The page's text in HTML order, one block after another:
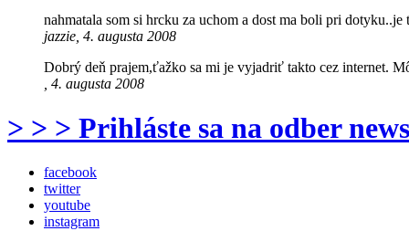
nahmatala som si hrcku za uchom a dost ma boli pri
jazzie, 4. augusta 2008
Dobrý deň prajem,ťažko sa mi je vyjadriť takto cez internet.
, 4. augusta 2008
> > > Prihláste sa na odber
facebook
twitter
youtube
instagram